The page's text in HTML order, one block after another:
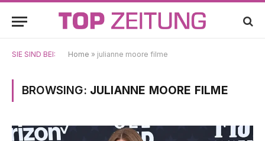
SIE SIND BEI: Home » julianne moore filme
BROWSING: JULIANNE MOORE FILME